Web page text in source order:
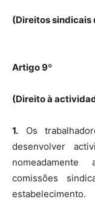
(Direitos sindicais
Artigo 9º
(Direito à
1. Os
desenvolver
comissões
estabelecimento.